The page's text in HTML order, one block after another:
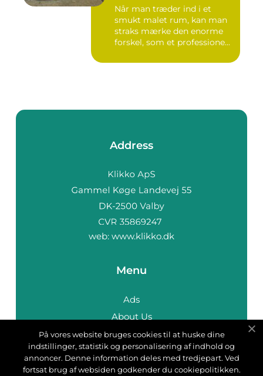
Når man træder ind i et
smukt malet rum, kan man
straks mærke den enorme
forskel, som et professione...
Address
web: www.klikko.dk
Menu
Ads
About Us
Cookies
Contact
Sitemap
På vores website bruges cookies til at huske dine
indstillinger, statistik og personalisering af indhold og
annoncer. Denne information deles med tredjepart. Ved
fortsat brug af websiden godkender du cookiepolitikken.